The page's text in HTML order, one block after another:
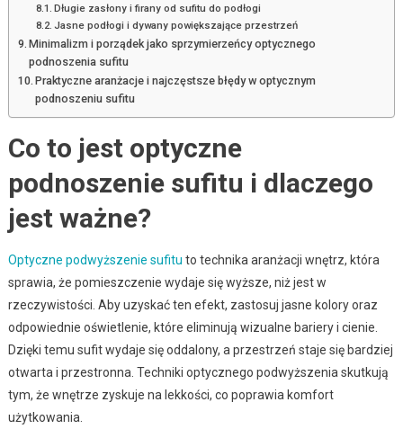
Długie zasłony i firany od sufitu do podłogi
Jasne podłogi i dywany powiększające przestrzeń
Minimalizm i porządek jako sprzymierzeńcy optycznego
podnoszenia sufitu
Praktyczne aranżacje i najczęstsze błędy w optycznym
podnoszeniu sufitu
Co to jest optyczne
podnoszenie sufitu i dlaczego
jest ważne?
Optyczne podwyższenie sufitu to technika aranżacji wnętrz, która
sprawia, że pomieszczenie wydaje się wyższe, niż jest w
rzeczywistości. Aby uzyskać ten efekt, zastosuj jasne kolory oraz
odpowiednie oświetlenie, które eliminują wizualne bariery i cienie.
Dzięki temu sufit wydaje się oddalony, a przestrzeń staje się bardziej
otwarta i przestronna. Techniki optycznego podwyższenia skutkują
tym, że wnętrze zyskuje na lekkości, co poprawia komfort
użytkowania.